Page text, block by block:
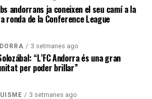
andorrans ja coneixen el seu camí a la
ronda de la Conference League
3 setmanes ago
“L’FC Andorra és una gran
per poder brillar”
3 setmanes ago